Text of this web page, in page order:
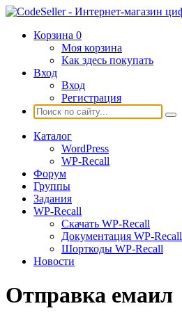
Корзина 0
Моя корзина
Как здесь покупать
Вход
Вход
Регистрация
Каталог
WordPress
WP-Recall
Форум
Группы
Задания
WP-Recall
Скачать WP-Recall
Документация WP-Recall
Шорткоды WP-Recall
Новости
Отправка емаил